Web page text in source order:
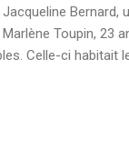
Jacqueline
Toupin, 23
Celle-ci habitait
placé sur le